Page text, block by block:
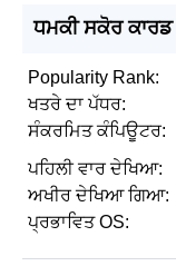
ਧਮਕੀ ਸਕੋਰ ਕਾਰਡ
Popularity Rank:
ਖਤਰੇ ਦਾ ਪੱਧਰ:
ਸੰਕਰਮਿਤ ਕੰਪਿਊਟਰ:
ਪਹਿਲੀ ਵਾਰ ਦੇਖਿਆ:
ਅਖੀਰ ਦੇਖਿਆ ਗਿਆ:
ਪ੍ਰਭਾਵਿਤ OS: